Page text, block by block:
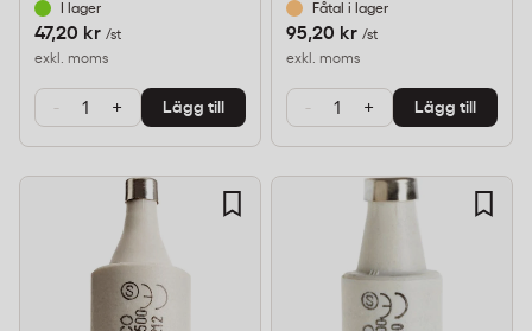
I lager
47,20 kr /st
exkl. moms
- + Lägg till
Fåtal i lager
95,20 kr /st
exkl. moms
- + Lägg till